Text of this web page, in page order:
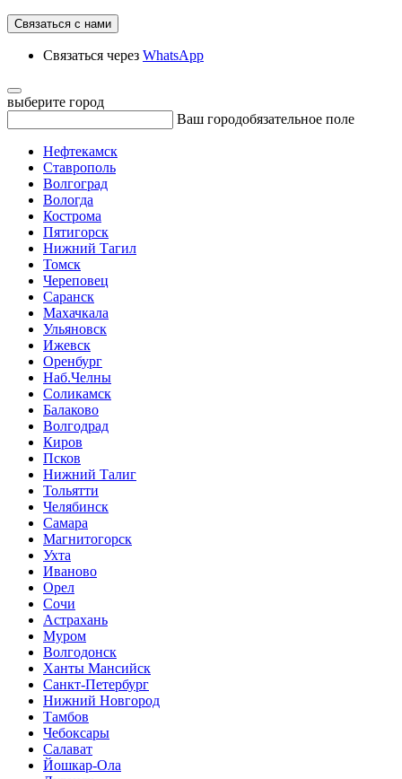
Связаться с нами
Связаться через WhatsApp
выберите город
Ваш городобязательное поле
Нефтекамск
Ставрополь
Волгоград
Вологда
Кострома
Пятигорск
Нижний Тагил
Томск
Череповец
Саранск
Махачкала
Ульяновск
Ижевск
Оренбург
Наб.Челны
Соликамск
Балаково
Волгодрад
Киров
Псков
Нижний Талиг
Тольятти
Челябинск
Самара
Магнитогорск
Ухта
Иваново
Орел
Сочи
Астрахань
Муром
Волгодонск
Ханты Мансийск
Санкт-Петербург
Нижний Новгород
Тамбов
Чебоксары
Салават
Йошкар-Ола